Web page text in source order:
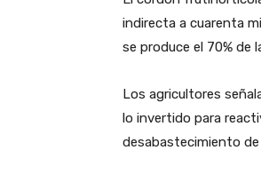
indirecta a cuarenta
se produce el 70% de
Los agricultores
lo invertido para
desabastecimiento de